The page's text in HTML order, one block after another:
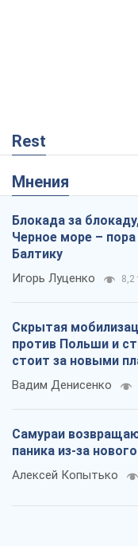
Rest
Мнения
Блокада за
Черное море –
Балтику
Игорь Луценко 8,2
Скрытая
против Польши и
стоит за новыми
Вадим Денисенко
Самураи
паника из-за
Алексей Копытько